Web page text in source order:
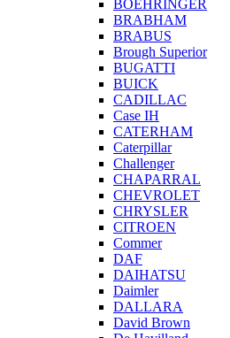
BOEHRINGER
BRABHAM
BRABUS
Brough Superior
BUGATTI
BUICK
CADILLAC
Case IH
CATERHAM
Caterpillar
Challenger
CHAPARRAL
CHEVROLET
CHRYSLER
CITROEN
Commer
DAF
DAIHATSU
Daimler
DALLARA
David Brown